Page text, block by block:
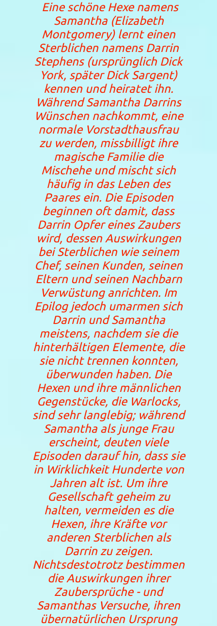
Eine schöne Hexe namens
Samantha (Elizabeth
Montgomery) lernt einen
Sterblichen namens Darrin
Stephens (ursprünglich Dick
York, später Dick Sargent)
kennen und heiratet ihn.
Während Samantha Darrins
Wünschen nachkommt, eine
normale Vorstadthausfrau
zu werden, missbilligt ihre
magische Familie die
Mischehe und mischt sich
häufig in das Leben des
Paares ein. Die Episoden
beginnen oft damit, dass
Darrin Opfer eines Zaubers
wird, dessen Auswirkungen
bei Sterblichen wie seinem
Chef, seinen Kunden, seinen
Eltern und seinen Nachbarn
Verwüstung anrichten. Im
Epilog jedoch umarmen sich
Darrin und Samantha
meistens, nachdem sie die
hinterhältigen Elemente, die
sie nicht trennen konnten,
überwunden haben. Die
Hexen und ihre männlichen
Gegenstücke, die Warlocks,
sind sehr langlebig; während
Samantha als junge Frau
erscheint, deuten viele
Episoden darauf hin, dass sie
in Wirklichkeit Hunderte von
Jahren alt ist. Um ihre
Gesellschaft geheim zu
halten, vermeiden es die
Hexen, ihre Kräfte vor
anderen Sterblichen als
Darrin zu zeigen.
Nichtsdestotrotz bestimmen
die Auswirkungen ihrer
Zaubersprüche - und
Samanthas Versuche, ihren
übernatürlichen Ursprung